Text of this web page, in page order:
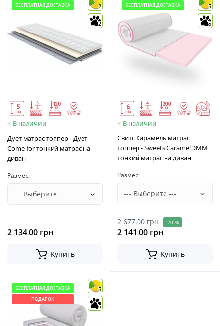
БЕСПЛАТНАЯ ДОСТАВКА 2
2
В наличии
Дует матрас топпер - Дует
Come-for тонкий матрас на
диван
Размер:
2 134.00 грн
Купить
БЕСПЛАТНАЯ ДОСТАВКА 5
5
В наличии
Свитс Карамель матрас
топпер - Sweets Caramel ЭММ
тонкий матрас на диван
Размер:
2 677.00 грн -20 %
2 141.00 грн
Купить
БЕСПЛАТНАЯ ДОСТАВКА
ПОДАРОК
5
5